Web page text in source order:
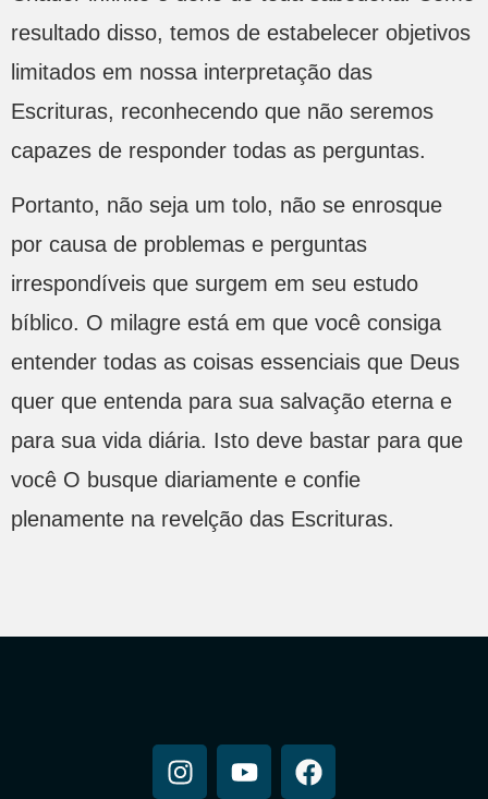
resultado disso, temos de estabelecer objetivos
limitados em nossa interpretação das
Escrituras, reconhecendo que não seremos
capazes de responder todas as perguntas.
Portanto, não seja um tolo, não se enrosque
por causa de problemas e perguntas
irrespondíveis que surgem em seu estudo
bíblico. O milagre está em que você consiga
entender todas as coisas essenciais que Deus
quer que entenda para sua salvação eterna e
para sua vida diária. Isto deve bastar para que
você O busque diariamente e confie
plenamente na revelção das Escrituras.